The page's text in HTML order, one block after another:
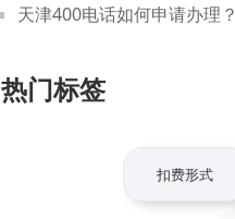
天津400电话如何申请办理？
热门标签
扣费形式